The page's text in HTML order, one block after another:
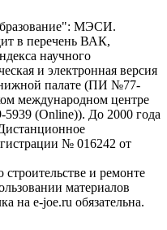
МЭСИ.
в перечень ВАК,
научного
и электронная версия
палате (ПИ №77-
международном центре
(Online)). До 2000 года
№ 016242 от
и ремонте
материалов
на e-joe.ru обязательна.